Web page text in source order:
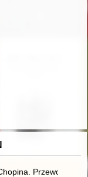
- ludziom"
Ars et
Przewodnik